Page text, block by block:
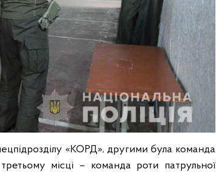
«КОРД», другими була команда
третьому місці – команда роти патрульної